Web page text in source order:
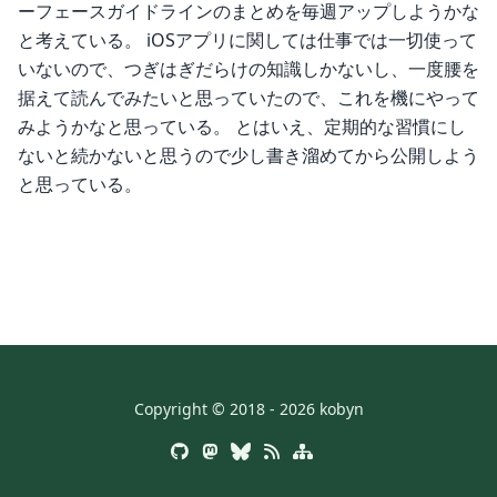
ーフェースガイドラインのまとめを毎週アップしようかな
と考えている。 iOSアプリに関しては仕事では一切使って
いないので、つぎはぎだらけの知識しかないし、一度腰を
据えて読んでみたいと思っていたので、これを機にやって
みようかなと思っている。 とはいえ、定期的な習慣にし
ないと続かないと思うので少し書き溜めてから公開しよう
と思っている。
Copyright © 2018 - 2026 kobyn